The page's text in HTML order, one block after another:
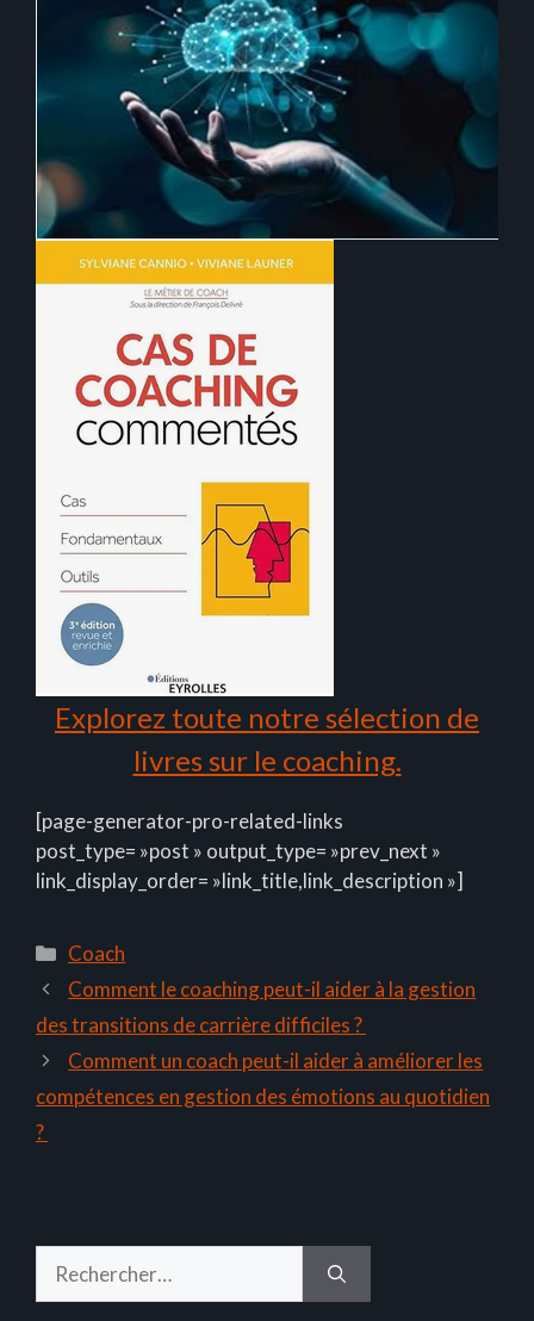
Explorez toute notre sélection de
livres sur le coaching.
[page-generator-pro-related-links
post_type= »post » output_type= »prev_next »
link_display_order= »link_title,link_description »]
Catégories
Coach
Comment le coaching peut-il aider à la gestion
des transitions de carrière difficiles ?
Comment un coach peut-il aider à améliorer les
compétences en gestion des émotions au quotidien
?